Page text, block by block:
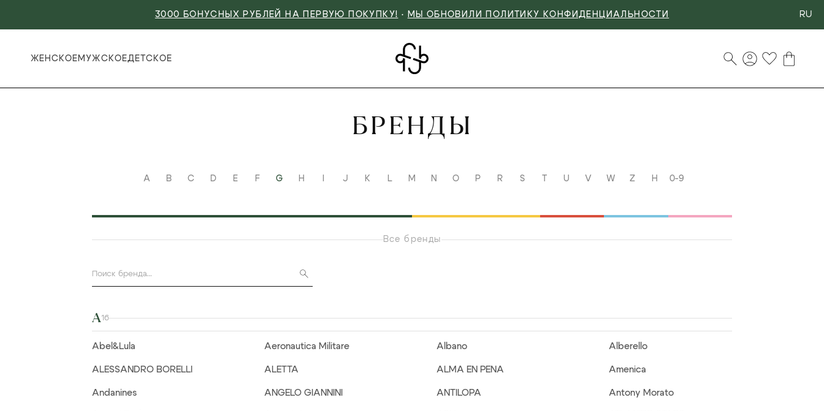
3000 БОНУСНЫХ РУБЛЕЙ НА ПЕРВУЮ ПОКУПКУ! • МЫ ОБНОВИЛИ ПОЛИТИКУ КОНФИДЕНЦИАЛЬНОСТИ RU
ЖЕНСКОЕ МУЖСКОЕДЕТСКОЕ
БРЕНДЫ
A B C D E F G H J K L M N O P R S U V W Z Н 0-9
Все бренды
A16
Abel&Lula Aeronautica Militare Albano Alberello
ALESSANDRO BORELLI ALETTA ALMA EN PENA Amenica
Andanines ANGELO GIANNINI ANTILOPA Antony Morato